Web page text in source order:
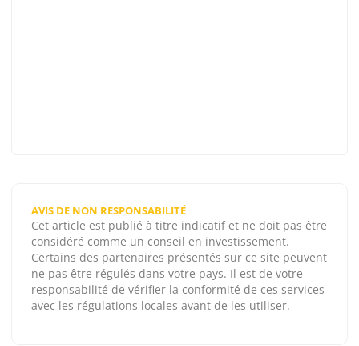
AVIS DE NON RESPONSABILITÉ
Cet article est publié à titre indicatif et ne doit pas être
considéré comme un conseil en investissement.
Certains des partenaires présentés sur ce site peuvent
ne pas être régulés dans votre pays. Il est de votre
responsabilité de vérifier la conformité de ces services
avec les régulations locales avant de les utiliser.